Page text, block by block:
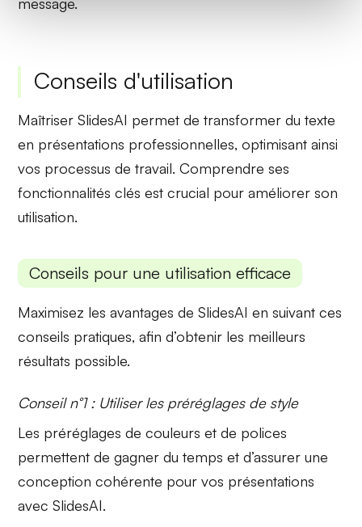
Conseils d'utilisation
MaîtriserSlidesAI permet de transformer du texte
en présentations professionnelles, optimisant ainsi
vos processus de travail. Comprendre ses
fonctionnalités clés est crucial pour améliorer son
utilisation.
Conseils pour une utilisation efficace
Maximisez les avantages deSlidesAI en suivant ces
conseils pratiques, afin d’obtenir les meilleurs
résultats possible.
Conseil n°1 : Utiliser les préréglages de style
Les préréglages decouleurs et de polices
permettent de gagner du temps et d’assurer une
conception cohérente pour vos présentations
avec SlidesAI.